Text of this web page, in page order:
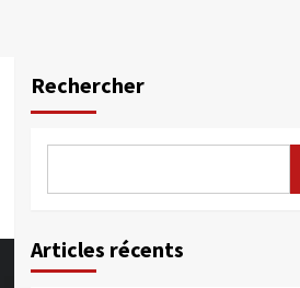
Rechercher
Articles récents